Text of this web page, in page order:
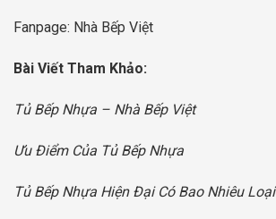
Fanpage: Nhà Bếp Việt
Bài Viết Tham Khảo:
Tủ Bếp Nhựa – Nhà Bếp Việt
Ưu Điểm Của Tủ Bếp Nhựa
Tủ Bếp Nhựa Hiện Đại Có Bao Nhiêu Loại